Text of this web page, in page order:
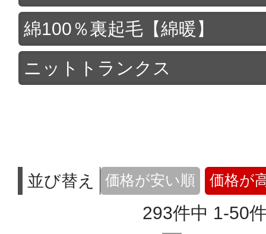
綿100％裏起毛【綿暖】
ニットトランクス
並び替え 価格が安い順 価格が
293件中 1-50